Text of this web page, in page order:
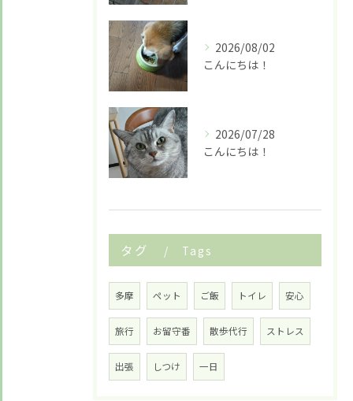
2026/08/02
こんにちは！
2026/07/28
こんにちは！
タグ Tags
多摩 ペット ご飯 トイレ 安心
旅行 お留守番 散歩代行 ストレス
出張 しつけ 一日